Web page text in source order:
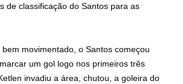
de classificação do Santos para as
movimentado, o Santos começou
um gol logo nos primeiros três
invadiu a área, chutou, a goleira do